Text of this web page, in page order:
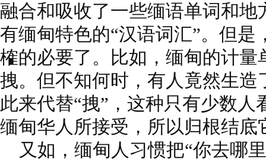
融合和吸收了一些缅语单词和地
有缅甸特色的“汉语词汇”。但是
榷的必要了。比如，缅甸的计量
拽。但不知何时，有人竟然生造
此来代替“拽”，这种只有少数
缅甸华人所接受，所以归根结底
又如，缅甸人习惯把“你去哪